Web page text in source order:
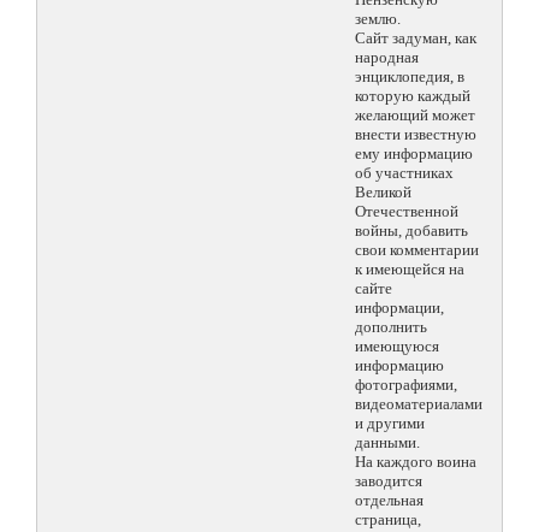
землю.
Сайт задуман, как
народная
энциклопедия, в
которую каждый
желающий может
внести известную
ему информацию
об участниках
Великой
Отечественной
войны, добавить
свои комментарии
к имеющейся на
сайте
информации,
дополнить
имеющуюся
информацию
фотографиями,
видеоматериалами
и другими
данными.
На каждого воина
заводится
отдельная
страница,